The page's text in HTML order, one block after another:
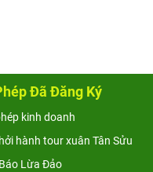
Đã Đăng Ký
kinh doanh
hành tour xuân Tân Sửu
Lừa Đảo